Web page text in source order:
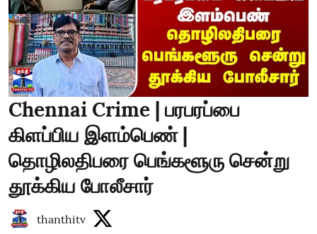
Chennai Crime | பரபரப்பை
கிளப்பிய இளம்பெண் |
தொழிலதிபரை பெங்களூரு சென்று
தூக்கிய போலீசார்
thanthitv